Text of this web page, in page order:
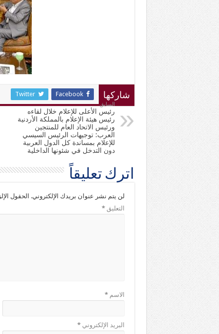
شاركها Facebook
Twitter
السابق
رئيس الأعلى للإعلام خلال لقاءه
رئيس هيئة الإعلام بالمملكة الأردنية
ورئيس الاتحاد العام للمنتجين
العرب: توجيهات الرئيس السيسي
للإعلام بمساندة كل الدول العربية
دون التدخل في شئونها الداخلية
اترك تعليقاً
لن يتم نشر عنوان بريدك الإلكتروني. الحقول
التعليق*
الاسم*
البريد الإلكتروني*